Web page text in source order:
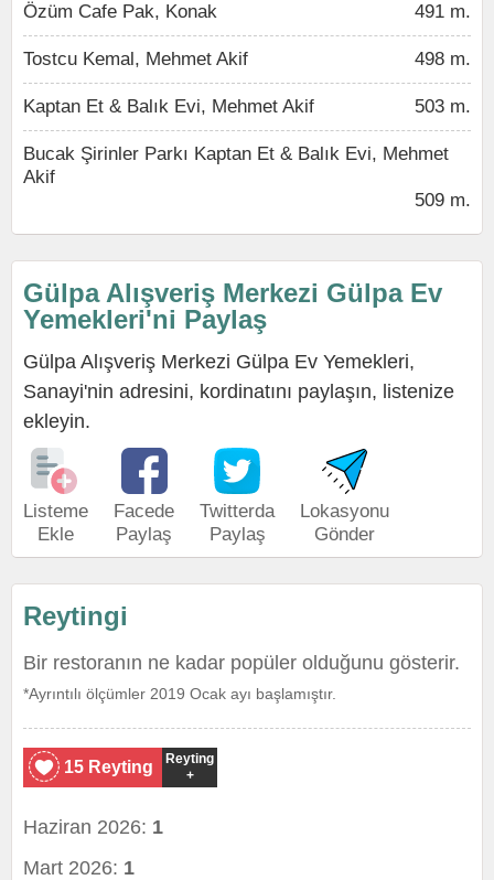
Özüm Cafe Pak, Konak 491 m.
Tostcu Kemal, Mehmet Akif 498 m.
Kaptan Et & Balık Evi, Mehmet Akif 503 m.
Bucak Şirinler Parkı Kaptan Et & Balık Evi, Mehmet
Akif
509 m.
Gülpa Alışveriş Merkezi Gülpa Ev
Yemekleri'ni Paylaş
Gülpa Alışveriş Merkezi Gülpa Ev Yemekleri,
Sanayi'nin adresini, kordinatını paylaşın, listenize
ekleyin.
Listeme
Ekle
Facede
Paylaş
Twitterda
Paylaş
Lokasyonu
Gönder
Reytingi
Bir restoranın ne kadar popüler olduğunu gösterir.
*Ayrıntılı ölçümler 2019 Ocak ayı başlamıştır.
15 Reyting
Reyting
+
Haziran 2026: 1
Mart 2026: 1